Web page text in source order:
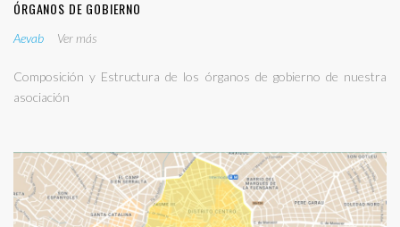
ÓRGANOS DE GOBIERNO
Aevab Ver más
Composición y Estructura de los órganos de gobierno de nuestra
asociación